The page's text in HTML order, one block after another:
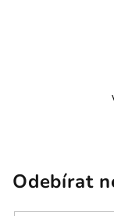
Odebírat